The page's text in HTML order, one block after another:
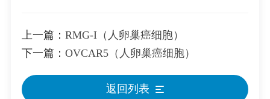
上一篇： RMG-I（人卵巢癌细胞）
下一篇： OVCAR5（人卵巢癌细胞）
返回列表